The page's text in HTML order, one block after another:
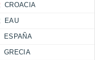
CROACIA
EAU
ESPAÑA
GRECIA